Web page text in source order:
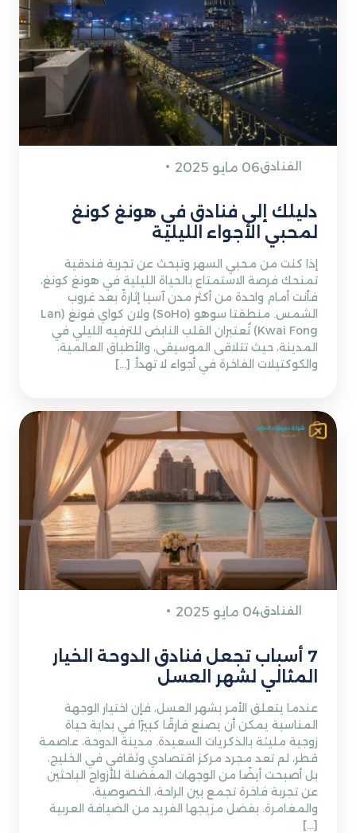
الفنادق06 مايو 2025
دليلك إلى فنادق في هونغ كونغ
لمحبي الأجواء الليلية
إذا كنت من محبي السهر وتبحث عن تجربة فندقية
تمنحك فرصة الاستمتاع بالحياة الليلية في هونغ كونغ،
فأنت أمام واحدة من أكثر مدن آسيا إثارةً بعد غروب
الشمس. منطقتا سوهو (SoHo) ولان كواي فونغ (Lan
Kwai Fong) تُعتبران القلب النابض للترفيه الليلي في
المدينة، حيث تتلاقى الموسيقى، والأطباق العالمية،
والكوكتيلات الفاخرة في أجواء لا تهدأ. […]
الفنادق04 مايو 2025
7 أسباب تجعل فنادق الدوحة الخيار
المثالي لشهر العسل
عندما يتعلق الأمر بشهر العسل، فإن اختيار الوجهة
المناسبة يمكن أن يصنع فارقًا كبيرًا في بداية حياة
زوجية مليئة بالذكريات السعيدة. مدينة الدوحة، عاصمة
قطر، لم تعد مجرد مركز اقتصادي وثقافي في الخليج،
بل أصبحت أيضًا من الوجهات المفضلة للأزواج الباحثين
عن تجربة فاخرة تجمع بين الراحة، الخصوصية،
والمغامرة. بفضل مزيجها الفريد من الضيافة العربية
[…]